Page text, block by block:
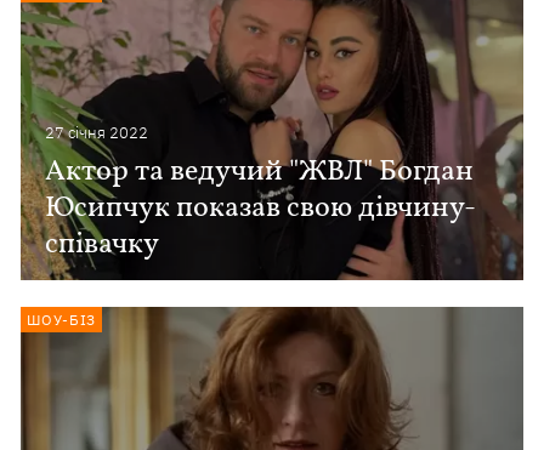
27 сiчня 2022
Актор та ведучий "ЖВЛ" Богдан
Юсипчук показав свою дівчину-
співачку
ШОУ-БІЗ